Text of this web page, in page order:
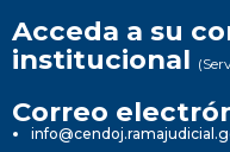
Acceda a su
institucional
Correo